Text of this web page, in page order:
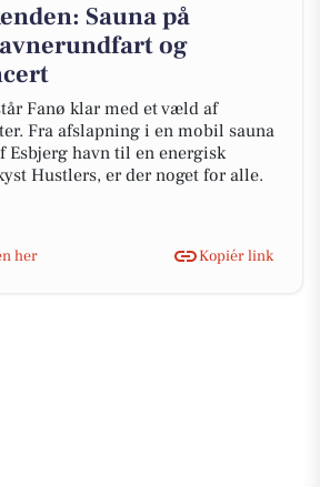
Sauna på
og
Fanø klar med et væld af
Fra afslapning i en mobil sauna
Esbjerg havn til en energisk
Hustlers, er der noget for alle.
her
Kopiér link